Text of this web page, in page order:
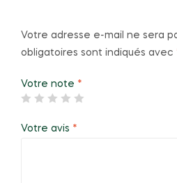
Votre adresse e-mail ne sera
obligatoires sont indiqués avec
Votre note *
Votre avis *